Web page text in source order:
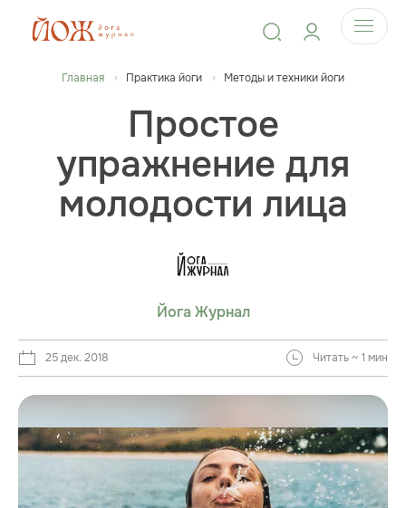
Главная Практика йоги Методы и техники йоги
Простое
упражнение для
молодости лица
Йога Журнал
25 дек. 2018 Читать ~ 1 мин